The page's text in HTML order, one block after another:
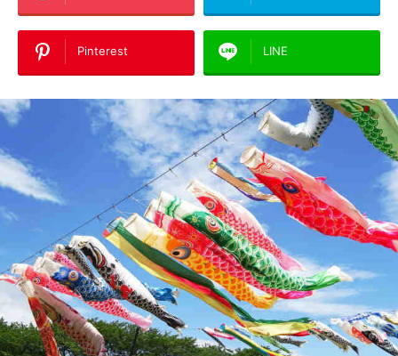
Pinterest LINE